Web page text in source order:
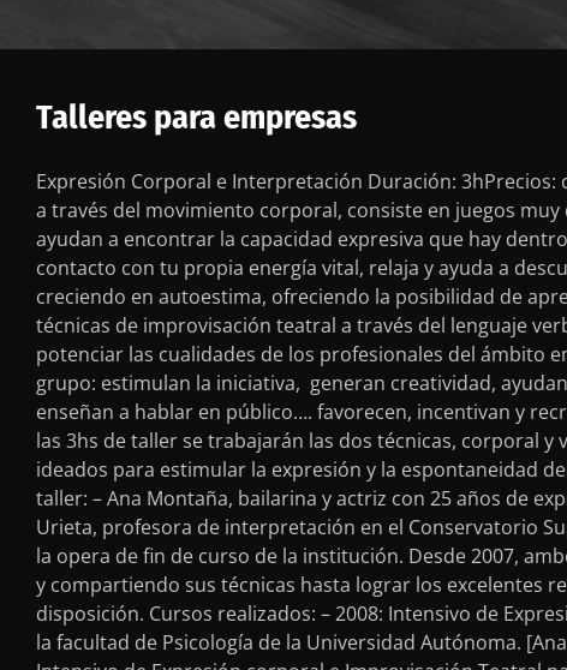
Talleres para empresas
Expresión Corporal e Interpretación Duración:
a través del movimiento corporal, consiste en juegos
ayudan a encontrar la capacidad expresiva que hay
contacto con tu propia energía vital, relaja y ayuda a
creciendo en autoestima, ofreciendo la posibilidad de
técnicas de improvisación teatral a través del lenguaje
potenciar las cualidades de los profesionales del ámbito
grupo: estimulan la iniciativa, generan creatividad,
enseñan a hablar en público…. favorecen, incentivan y
las 3hs de taller se trabajarán las dos técnicas, corporal y
ideados para estimular la expresión y la espontaneidad
taller: – Ana Montaña, bailarina y actriz con 25 años de
Urieta, profesora de interpretación en el Conservatorio
la opera de fin de curso de la institución. Desde 2007,
y compartiendo sus técnicas hasta lograr los excelentes
disposición. Cursos realizados: – 2008: Intensivo de
la facultad de Psicología de la Universidad Autónoma.